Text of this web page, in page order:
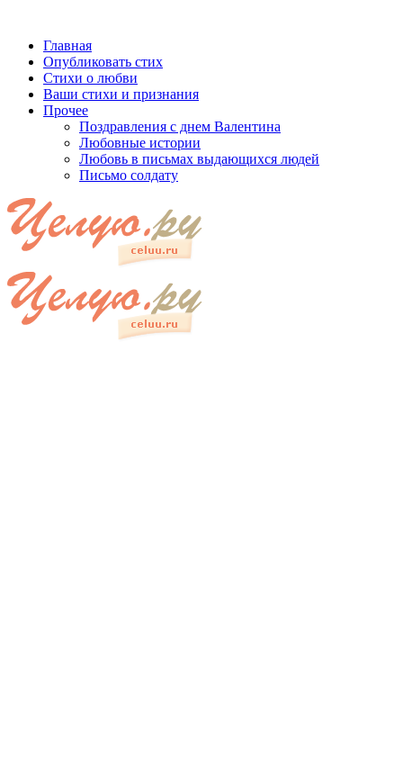
Главная
Опубликовать стих
Стихи о любви
Ваши стихи и признания
Прочее
Поздравления с днем Валентина
Любовные истории
Любовь в письмах выдающихся людей
Письмо солдату